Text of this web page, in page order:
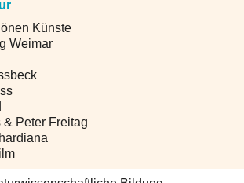
Künste
Weimar
& Peter Freitag